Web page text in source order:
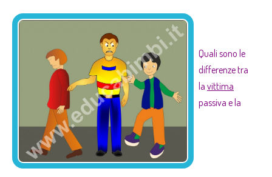
Quali sono le
differenze tra
la vittima
passiva e la